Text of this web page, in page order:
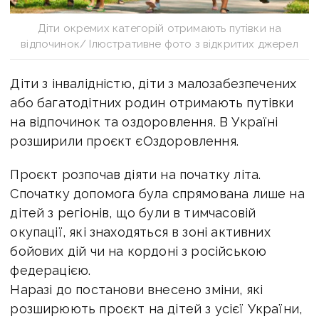
Діти окремих категорій отримають путівки на
відпочинок/ Ілюстративне фото з відкритих джерел
Діти з інвалідністю, діти з малозабезпечених
або багатодітних родин отримають путівки
на відпочинок та оздоровлення. В Україні
розширили проєкт єОздоровлення.
Проєкт розпочав діяти на початку літа.
Спочатку допомога була спрямована лише на
дітей з регіонів, що були в тимчасовій
окупації, які знаходяться в зоні активних
бойових дій чи на кордоні з російською
федерацією.
Наразі до постанови внесено зміни, які
розширюють проєкт на дітей з усієї України,